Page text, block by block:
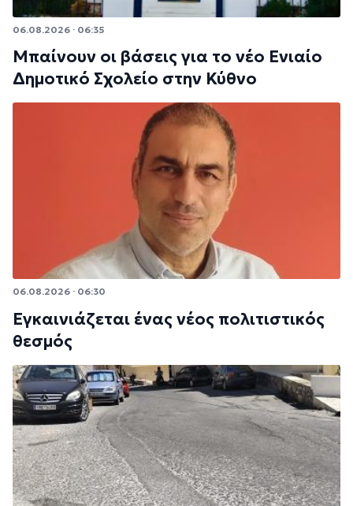
06.08.2026 · 06:35
Μπαίνουν οι βάσεις για το νέο Ενιαίο
Δημοτικό Σχολείο στην Κύθνο
06.08.2026 · 06:30
Εγκαινιάζεται ένας νέος πολιτιστικός
θεσμός